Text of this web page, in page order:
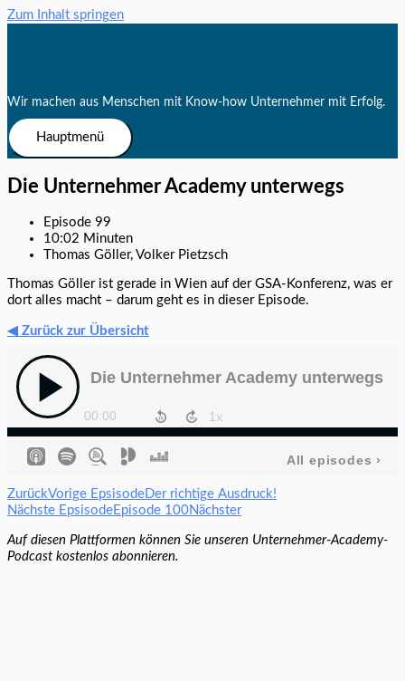
Zum Inhalt springen
Wir machen aus Menschen mit Know-how Unternehmer mit Erfolg.
Hauptmenü
Die Unternehmer Academy unterwegs
Episode 99
10:02 Minuten
Thomas Göller, Volker Pietzsch
Thomas Göller ist gerade in Wien auf der GSA-Konferenz, was er
dort alles macht – darum geht es in dieser Episode.
◀ Zurück zur Übersicht
ZurückVorige EpsisodeDer richtige Ausdruck!
Nächste EpsisodeEpisode 100Nächster
Auf diesen Plattformen können Sie unseren Unternehmer-Academy-
Podcast kostenlos abonnieren.